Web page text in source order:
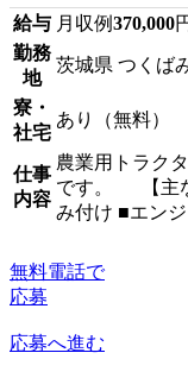
給与 月収例370,000
勤務
地
茨城県 つくば
寮・
社宅
あり（無料）
仕事
内容
農業用トラク
です。 【主
み付け ■エン
無料電話で
応募
応募へ進む